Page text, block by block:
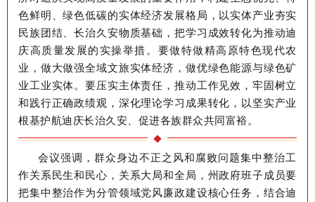
色鲜明、绿色低碳的实体经济发展格局，以实体产业夯实
民族团结、长治久安物质基础，把学习成效转化为推动迪
庆高质量发展的实操举措。要做特做精高原特色现代农
业，做大做强全域文旅实体经济，做优绿色能源与绿色矿
业工业实体。要压实主体责任，推动工作见效，牢固树立
和践行正确政绩观，深化理论学习成果转化，以坚实产业
根基护航迪庆长治久安、促进各族群众共同富裕。
会议强调，群众身边不正之风和腐败问题集中整治工
作关系民生和民心，关系大局和全局 ， 州政府班子成员要
把集中整治作为分管领域党风廉政建设核心任务，结合迪